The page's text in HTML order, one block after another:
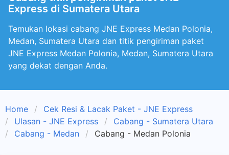
Express di Sumatera Utara
Temukan lokasi cabang JNE Express Medan Polonia,
Medan, Sumatera Utara dan titik pengiriman paket
JNE Express Medan Polonia, Medan, Sumatera Utara
yang dekat dengan Anda.
Home
Cek Resi & Lacak Paket - JNE Express
Ulasan - JNE Express
Cabang - Sumatera Utara
Cabang - Medan
Cabang - Medan Polonia